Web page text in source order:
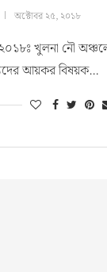
অক্টোবর ২৫, ২০১৮
খুলনা নৌ
আয়কর বিষয়ক…